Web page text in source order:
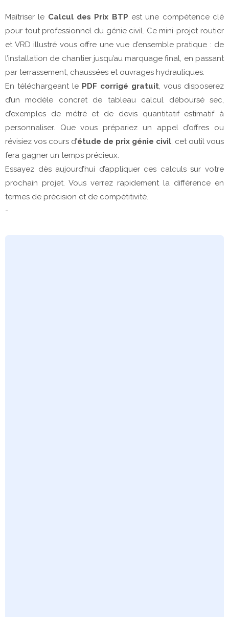
Maîtriser le Calcul des Prix BTP est une compétence clé
pour tout professionnel du génie civil. Ce mini-projet routier
et VRD illustré vous offre une vue d’ensemble pratique : de
l’installation de chantier jusqu’au marquage final, en passant
par terrassement, chaussées et ouvrages hydrauliques.
En téléchargeant le PDF corrigé gratuit, vous disposerez
d’un modèle concret de tableau calcul déboursé sec,
d’exemples de métré et de devis quantitatif estimatif à
personnaliser. Que vous prépariez un appel d’offres ou
révisiez vos cours d’étude de prix génie civil, cet outil vous
fera gagner un temps précieux.
Essayez dès aujourd’hui d’appliquer ces calculs sur votre
prochain projet. Vous verrez rapidement la différence en
termes de précision et de compétitivité.
-